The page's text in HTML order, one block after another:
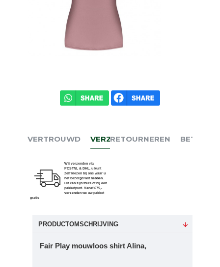
VERTROUWD VERZENDEN
Wij verzenden via
POSTNL & DHL, u kunt
zelf kiezen bij ons waar u
het bezorgd wilt hebben.
Dit kan zijn thuis of bij een
pakketpunt. Vanaf €75,-
verzenden we uw pakket
gratis
RETOURNEREN BETALEN
PRODUCTOMSCHRIJVING
Fair Play mouwloos shirt Alina,